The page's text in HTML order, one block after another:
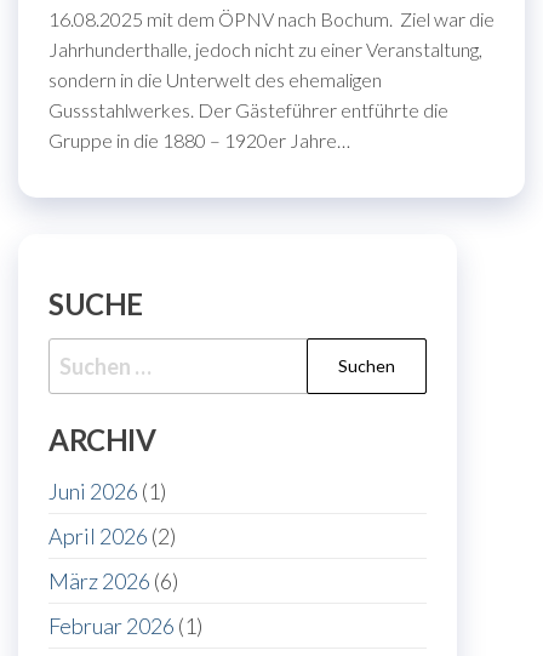
16.08.2025 mit dem ÖPNV nach Bochum. Ziel war die
Jahrhunderthalle, jedoch nicht zu einer Veranstaltung,
sondern in die Unterwelt des ehemaligen
Gussstahlwerkes. Der Gästeführer entführte die
Gruppe in die 1880 – 1920er Jahre…
SUCHE
Suche
nach:
ARCHIV
Juni 2026 (1)
April 2026 (2)
März 2026 (6)
Februar 2026 (1)